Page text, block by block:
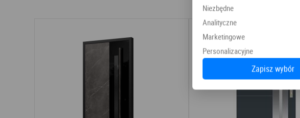
Niezbędne
Analityczne
Marketingowe
Personalizacyjne
Zapisz wybór